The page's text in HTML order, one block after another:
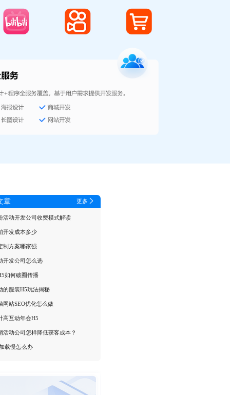
章 更多
活动开发公司收费模式解读
开发成本多少
制方案哪家强
开发公司怎么选
如何破圈传播
的服装H5玩法揭秘
网站SEO优化怎么做
高互动年会H5
活动公司怎样降低获客成本？
载慢怎么办